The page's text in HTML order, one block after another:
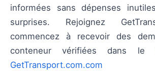
informées sans dépenses
surprises. Rejoignez
commencez à recevoir des
conteneur vérifiées dans le
GetTransport.com.com